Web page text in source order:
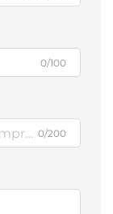
0/100
0/200